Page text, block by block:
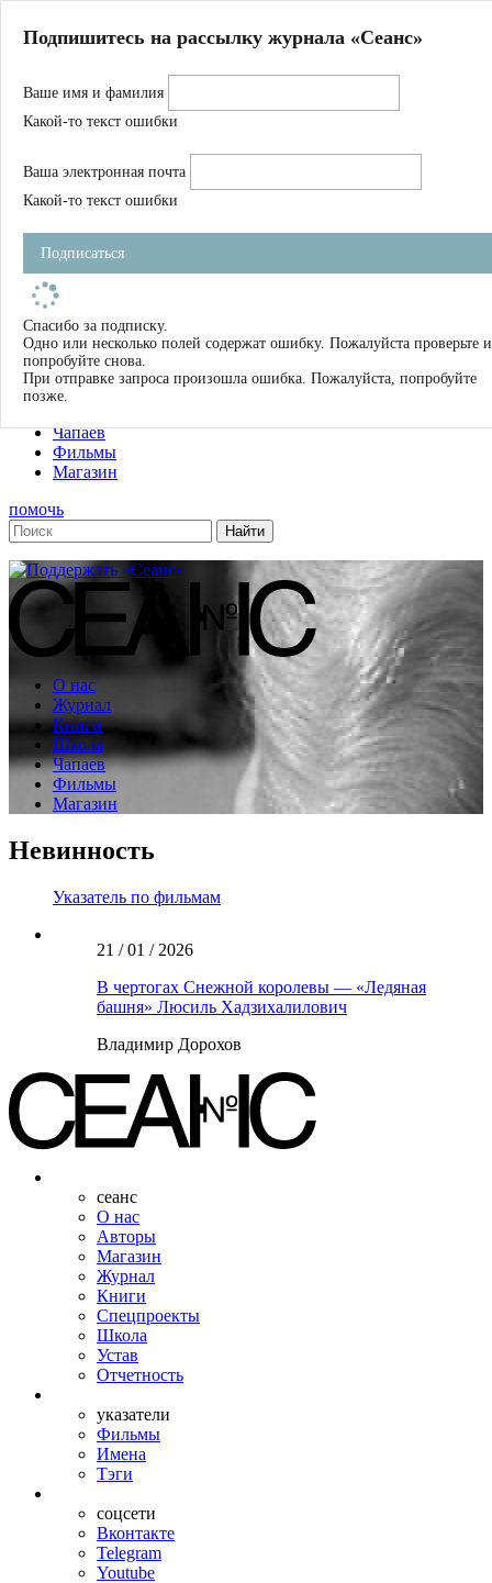
Магазин
Журнал
Школа
Устав
Фильмы
Имена
Тэги
О нас
Журнал
Книги
Чапаев
Фильмы
Магазин
помочь
О нас
Журнал
Книги
Школа
Чапаев
Фильмы
Магазин
Невинность
Указатель по фильмам
21 / 01 / 2026
В чертогах Снежной королевы — «Ледяная
башня» Люсиль Хадзихалилович
Владимир Дорохов
сеанс
О нас
Авторы
Магазин
Журнал
Книги
Спецпроекты
Школа
Устав
Отчетность
указатели
Фильмы
Имена
Тэги
соцсети
Вконтакте
Telegram
Youtube
Подпишитесь на рассылку журнала «Сеанс»
Ваше имя и фамилия
Какой-то текст ошибки
Ваша электронная почта
Какой-то текст ошибки
Подписаться
Спасибо за подписку.
Одно или несколько полей содержат ошибку. Пожалуйста проверьте и
попробуйте снова.
При отправке запроса произошла ошибка. Пожалуйста, попробуйте
позже.